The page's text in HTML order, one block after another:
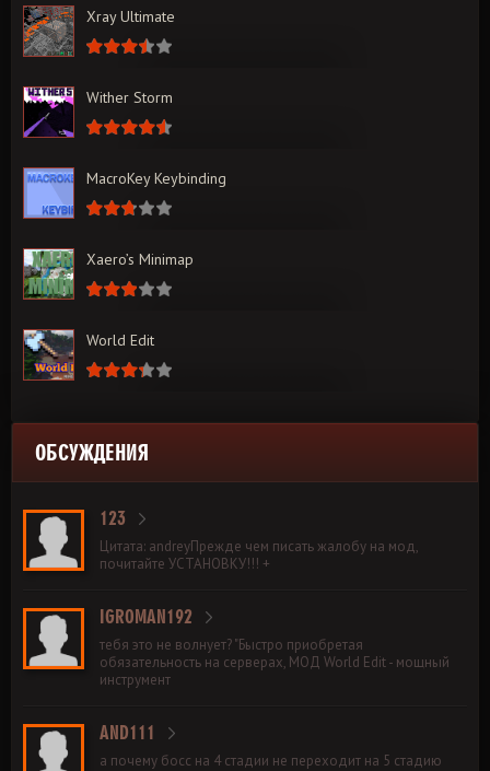
Xray Ultimate
Wither Storm
MacroKey Keybinding
Xaero’s Minimap
World Edit
ОБСУЖДЕНИЯ
123
Цитата: andreyПрежде чем писать жалобу на мод,
почитайте УСТАНОВКУ!!! +
IGROMAN192
тебя это не волнует? "Быстро приобретая
обязательность на серверах, МОД World Edit - мощный
инструмент
AND111
а почему босс на 4 стадии не переходит на 5 стадию